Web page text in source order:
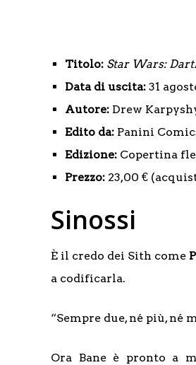
Titolo: Star Wars:
Data di uscita: 31
Autore: Drew
Edito da: Panini
Edizione: Copertina
Prezzo: 23,00 €
Sinossi
È il credo dei Sith come
a codificarla.
“Sempre due, né più, né
Ora Bane è pronto a